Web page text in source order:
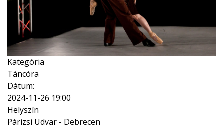
Kategória
Táncóra
Dátum:
2024-11-26 19:00
Helyszín
Párizsi Udvar - Debrecen